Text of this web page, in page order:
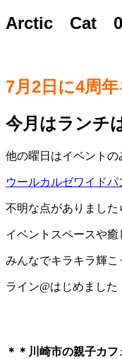
Arctic Cat
7月2日に4周
今月はランチ
他の曜日はイベント
ウールカルゼワイド
不明な点がありました
イベントスペースや
みんなでキラキラ輝こ
ライン@はじめました
＊＊川崎市の親子カ